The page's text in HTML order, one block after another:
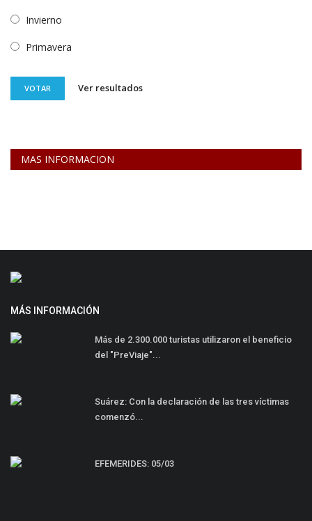
Invierno
Primavera
VOTAR Ver resultados
MAS INFORMACION
MÁS INFORMACIÓN
Más de 2.300.000 turistas utilizaron el beneficio
del "PreViaje"...
Suárez: Con la declaración de las tres víctimas
comenzó...
EFEMERIDES: 05/03